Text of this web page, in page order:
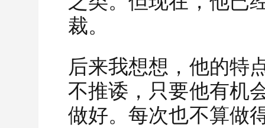
裁。
后来我想想，他的特
不推诿，只要他有机
做好。每次也不算做